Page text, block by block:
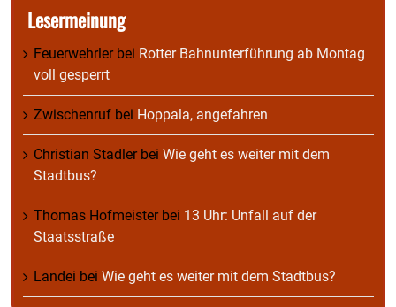
Lesermeinung
Feuerwehrlerbei Rotter Bahnunterführung ab Montag
voll gesperrt
Zwischenruf bei Hoppala, angefahren
Christian Stadlerbei Wie geht es weiter mit dem
Stadtbus?
Thomas Hofmeisterbei 13 Uhr: Unfall auf der
Staatsstraße
Landei bei Wie geht es weiter mit dem Stadtbus?